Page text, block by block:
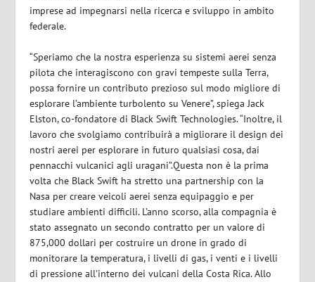
imprese ad impegnarsi nella ricerca e sviluppo in ambito
federale.
“Speriamo che la nostra esperienza su sistemi aerei senza
pilota che interagiscono con gravi tempeste sulla Terra,
possa fornire un contributo prezioso sul modo migliore di
esplorare l’ambiente turbolento su Venere”, spiega Jack
Elston, co-fondatore di Black Swift Technologies. “Inoltre, il
lavoro che svolgiamo contribuirà a migliorare il design dei
nostri aerei per esplorare in futuro qualsiasi cosa, dai
pennacchi vulcanici agli uragani”.Questa non è la prima
volta che Black Swift ha stretto una partnership con la
Nasa per creare veicoli aerei senza equipaggio e per
studiare ambienti difficili. L’anno scorso, alla compagnia è
stato assegnato un secondo contratto per un valore di
875,000 dollari per costruire un drone in grado di
monitorare la temperatura, i livelli di gas, i venti e i livelli
di pressione all’interno dei vulcani della Costa Rica. Allo